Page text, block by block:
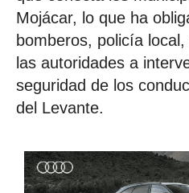
Mojácar, lo que ha
bomberos, policía
las autoridades a
seguridad de los
del Levante.